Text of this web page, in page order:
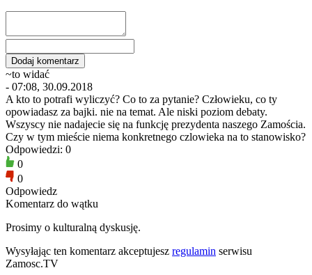
~to widać
- 07:08, 30.09.2018
A kto to potrafi wyliczyć? Co to za pytanie? Człowieku, co ty
opowiadasz za bajki. nie na temat. Ale niski poziom debaty.
Wszyscy nie nadajecie się na funkcję prezydenta naszego Zamościa.
Czy w tym mieście niema konkretnego czlowieka na to stanowisko?
Odpowiedzi: 0
0
0
Odpowiedz
Komentarz do wątku
Prosimy o kulturalną dyskusję.
Wysyłając ten komentarz akceptujesz regulamin serwisu
Zamosc.TV